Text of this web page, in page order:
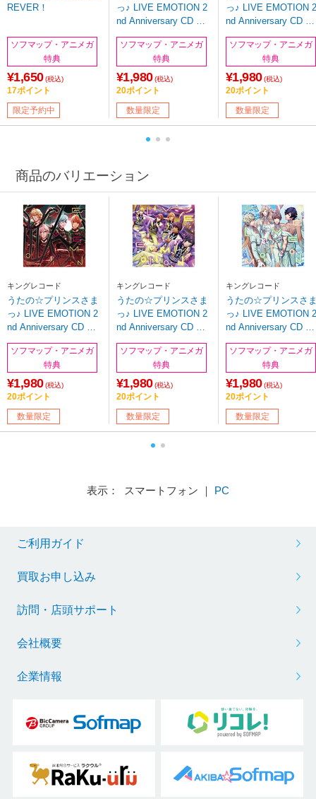
REVER！
ソフマップ・アニメガ
特典
¥1,650 (税込)
17ポイント
限定予約中
っ♪ LIVE EMOTION 2
nd Anniversary CD 音
お取り寄せ
ソフマップ・アニメガ
特典
¥1,980 (税込)
20ポイント
数量限定
っ♪ LIVE EMOTION 2
nd Anniversary CD レ
二・綺羅 ※お取り寄
ソフマップ・アニメガ
特典
¥1,980 (税込)
20ポイント
数量限定
商品のバリエーション
キングレコード
うたの☆プリンスさま
っ♪ LIVE EMOTION 2
nd Anniversary CD 音
お取り寄せ
ソフマップ・アニメガ
特典
¥1,980 (税込)
20ポイント
数量限定
キングレコード
うたの☆プリンスさま
っ♪ LIVE EMOTION 2
nd Anniversary CD レ
二・綺羅 ※お取り寄せ
ソフマップ・アニメガ
特典
¥1,980 (税込)
20ポイント
数量限定
キングレコード
うたの☆プリンスさ
っ♪ LIVE EMOTION 2
nd Anniversary CD ト
大和 ※お取り寄せ
ソフマップ・アニメガ
特典
¥1,980 (税込)
20ポイント
数量限定
表示： スマートフォン ｜ PC
ご利用ガイド
買取お申し込み
訪問・店頭サポート
会社概要
企業情報